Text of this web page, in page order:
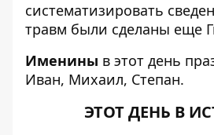
систематизировать
травм были сделаны еще
Именины в этот день
Иван, Михаил, Степан.
ЭТОТ ДЕНЬ В